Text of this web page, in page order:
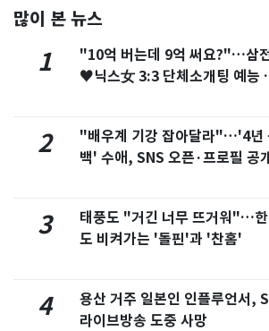
많이 본 뉴스
1
"10억 버는데 9억 써요?"…삼
♥닉스女 3:3 단체소개팅 예능
2
"배우계 기강 잡아달라"…'4년
백' 수애, SNS 오픈·프로필 공개
3
태풍도 "거긴 너무 뜨거워"…
도 비켜가는 '돌핀'과 '찬홈'
4
용산 거주 일본인 인플루언서,
라이브방송 도중 사망